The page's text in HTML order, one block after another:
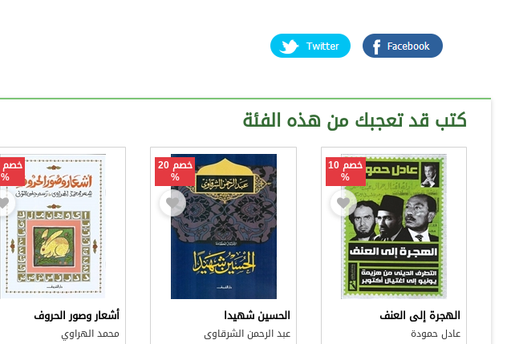
كتب قد تعجبك من هذه الفئة
خصم 10
%
الهجرة إلى العنف
عادل حمودة
خصم 20
%
الحسين شهيدا
عبد الرحمن الشرقاوى
%
أشعار وصور الحروف
محمد الهراوي